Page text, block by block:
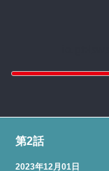
第2話
2023年12月01日